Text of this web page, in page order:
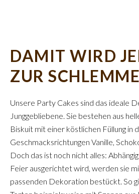
DAMIT WIRD
ZUR
Unsere Party Cakes sind das ideale
Junggebliebene. Sie bestehen aus
Biskuit mit einer köstlichen Füllung in
Geschmacksrichtungen Vanille,
Doch das ist noch nicht alles:
Feier ausgerichtet wird, werden sie
passenden Dekoration bestückt. So